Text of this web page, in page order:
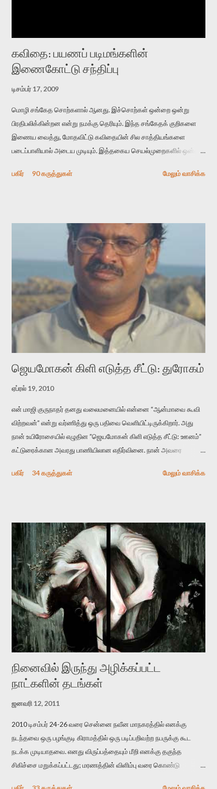
கவிதை: பயணப் படிமங்களின்
இணைகோட்டு சந்திப்பு
டிசம்பர் 17, 2009
மொழி சங்கேத சொற்களால் ஆனது. இச்சொற்கள் ஒன்றை ஒன்று
பிரதிபலிக்கின்றன என்று நமக்கு தெரியும். இந்த சங்கேதக் குறிகளை
இணைய வைத்து, மோதவிட்டு கவிதையின் சில சாத்தியங்களை
படைப்பாளியால் அடைய முடியும். இத்தகைய செயல்முறைகளில் ஒன்றை
காலத்தில் ஜாலவித்தைக்காரர்கள் வந்து போன பின் அவர்களின்
அதிகமாக்கும். கொல்லாது. ஒரு கனவை மீட்டெடுப்பதன் நோக்கம்
என்னவாக இருக்கும்? கவிதையின் அரூப இயக்கத்தை பொதுவயமாக
வடிக்க முயல்வதும் அதற்கே. கோயில் கருவறையின்
மென்வெளிச்சத்தில் நுண்பேசியின் படக்கருவியை இயக்கி சாத்தி
வைத்து விட்டு இயக்கத்தை அறிவோம். அறிதல் அபச்சாரமில்லை.
பயணப் படிமம் என்பது காக்னிடிவ் பொயடிக்ஸ் எனும் சமகால
விமர்சனத்தின் ஒரு முக்கிய கருவி. இக்கருவியை மனுஷ்யபுத்திரனின்
“காலை வணக்கங்கள்” எனும் ஒரு கவிதையில் சொருகப் போகிறோம்.
முதலில் கருவியை பழகுவோம். அன்றாட மொழியில் ஒன்று ம...
பகிர் 90 கருத்துகள் மேலும் வாசிக்க
ஜெயமோகன் கிளி எடுத்த சீட்டு: துரோகம்
ஏப்ரல் 19, 2010
என் மாஜி குருநாதர் தனது வலைமனையில் என்னை “ஆன்மாவை கூவி
விற்றவன்” என்று வர்ணித்து ஒரு பதிவை வெளியிட்டிருக்கிறார். அது
நான் உயிரோசையில் எழுதின ”ஜெயமோகன் கிளி எடுத்த சீட்டு: ஊனம்”
கட்டுரைக்கான அவரது பாணியிலான எதிர்வினை. நான் அவரை
பதிவை படித்த நண்பர்கள் பலரும் அவருக்காக இரக்கப்பட்டார்கள்.
தனது இணையதளத்திலே தொடர்ந்து பதிவு செய்கிறார். உயிர்மை
இன்னும் சில வருடங்களுக்கு தனக்கு எதிராக எழுத்தாளர்களை ஏவி
விட்டபடி இருக்கும் என்று ஒரு அச்சத்தை வெளிப்படுத்தியபடி
இருக்கிறார். அவர் கடுமையான பாதுகாப்பின்மை மனநிலையில் உள்ளார்.
உயிர்மை அவரை தாக்க உத்தேசித்தாலும் இல்லை என்றாலும்
ஜெயமோகன் அந்த பிரமையால் தொடர்ந்து அச்சுறுத்தலுக்கு உள்ளாகி
உள்ளார். உங்களை பற்றின இந்த தாக்குதல் கூட இதன் வெளிப்பாடு தான்”.
உண்மையே! ராக்கி படத்தில் குத்துச்சண்டை வீரராக வரும் சில்வெஸ்டர்
ஓரிடத்தில் சொல்வார்: ...
பகிர் 34 கருத்துகள் மேலும் வாசிக்க
நினைவில் இருந்து அழிக்கப்பட்ட
நாட்களின் தடங்கள்
ஜனவரி 12, 2011
2010 டிசம்பர் 24-26 வரை சென்னை நவீன மாநகரத்தில் எனக்கு
நடந்தவை ஒரு பழங்குடி கிராமத்தில் ஒரு படிப்பறிவற்ற நபருக்கு கூட
நடக்க முடியாதவை. எனது விருப்பத்தையும் மீறி எனக்கு தகுந்த
சிகிச்சை மறுக்கப்பட்டது; மரணத்தின் விளிம்பு வரை கொண்டு